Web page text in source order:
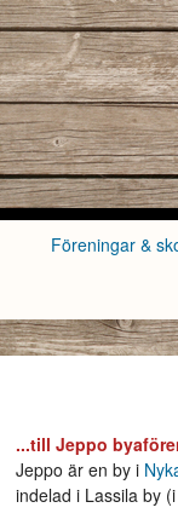
Föreningar &
...till Jeppo
Jeppo är en by i
indelad i Lassila by